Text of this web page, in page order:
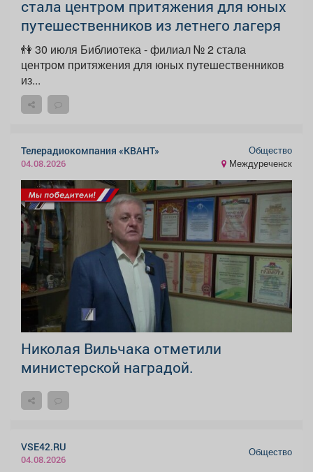
стала центром притяжения для юных
путешественников из летнего лагеря
👫 30 июля Библиотека - филиал № 2 стала
центром притяжения для юных путешественников
из...
Телерадиокомпания «КВАНТ»
04.08.2026
Общество
Междуреченск
Николая Вильчака отметили
министерской наградой.
VSE42.RU
04.08.2026
Общество